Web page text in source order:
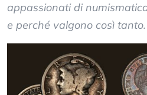
appassionati di
e perché valgono così tanto.